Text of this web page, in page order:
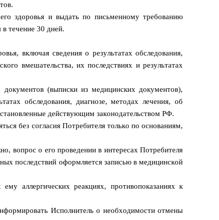
здоровья и выдать по письменному требованию
течение 30 дней.
включая сведения о результатах обследования,
вмешательства, их последствиях и результатах
(выписки из медицинских документов),
обследования, диагнозе, методах лечения, об
действующим законодательством РФ.
без согласия Потребителя только по основаниям,
вопрос о его проведении в интересах Потребителя
последствий оформляется записью в медицинской
аллергических реакциях, противопоказаниях к
Исполнитель о необходимости отмены